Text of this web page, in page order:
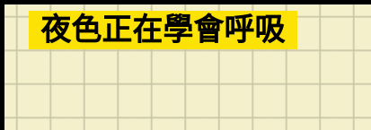
Skip
to
content
夜色正在學會呼吸